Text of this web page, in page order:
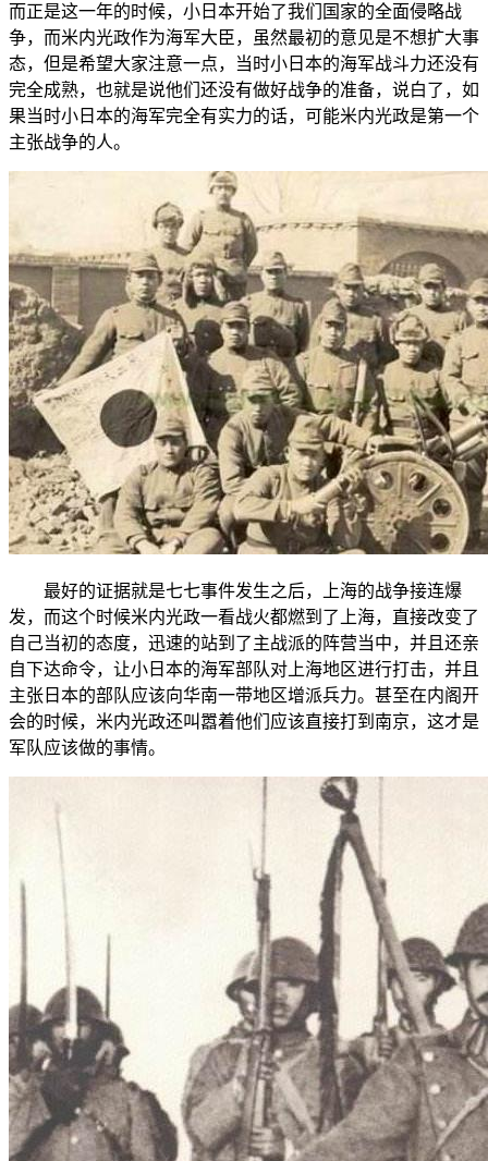
而正是这一年的时候，小日本开始了我们国家的全面侵略战
争，而米内光政作为海军大臣，虽然最初的意见是不想扩大事
态，但是希望大家注意一点，当时小日本的海军战斗力还没有
完全成熟，也就是说他们还没有做好战争的准备，说白了，如
果当时小日本的海军完全有实力的话，可能米内光政是第一个
主张战争的人。
最好的证据就是七七事件发生之后，上海的战争接连爆
发，而这个时候米内光政一看战火都燃到了上海，直接改变了
自己当初的态度，迅速的站到了主战派的阵营当中，并且还亲
自下达命令，让小日本的海军部队对上海地区进行打击，并且
主张日本的部队应该向华南一带地区增派兵力。甚至在内阁开
会的时候，米内光政还叫嚣着他们应该直接打到南京，这才是
军队应该做的事情。